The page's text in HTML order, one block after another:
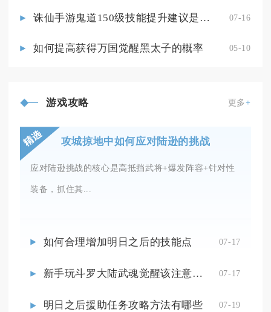
诛仙手游鬼道150级技能提升建议是什么 07-16
如何提高获得万国觉醒黑太子的概率 05-10
游戏攻略 更多+
攻城掠地中如何应对陆逊的挑战
应对陆逊挑战的核心是高抵挡武将+爆发阵容+针对性
装备，抓住其...
如何合理增加明日之后的技能点 07-17
新手玩斗罗大陆武魂觉醒该注意什么 07-17
明日之后援助任务攻略方法有哪些 07-19